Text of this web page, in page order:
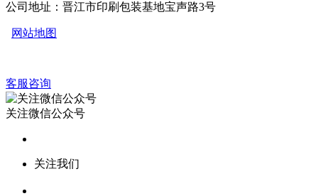
公司地址：晋江市印刷包装基地宝声路3号
网站地图
客服咨询
关注微信公众号
关注我们